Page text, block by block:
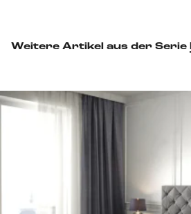
Weitere Artikel aus der Serie